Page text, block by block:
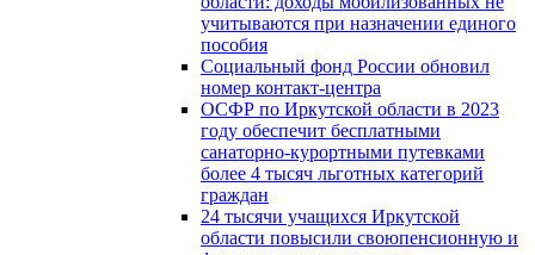
учитываются при назначении единого
пособия
Социальный фонд России обновил
номер контакт-центра
ОСФР по Иркутской области в 2023
году обеспечит бесплатными
санаторно-курортными путевками
более 4 тысяч льготных категорий
граждан
24 тысячи учащихся Иркутской
области повысили своюпенсионную и